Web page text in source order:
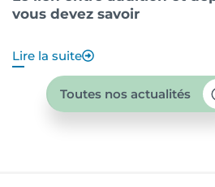
vous devez savoir
Lire la suite
Toutes nos actualités